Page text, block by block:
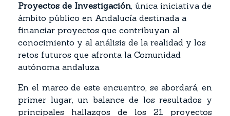
Proyectos de Investigación, única iniciativa de
ámbito público en Andalucía destinada a
financiar proyectos que contribuyan al
conocimiento y al análisis de la realidad y los
retos futuros que afronta la Comunidad
autónoma andaluza.
En el marco de este encuentro, se abordará, en
primer lugar, un balance de los resultados y
principales hallazgos de los 21 proyectos